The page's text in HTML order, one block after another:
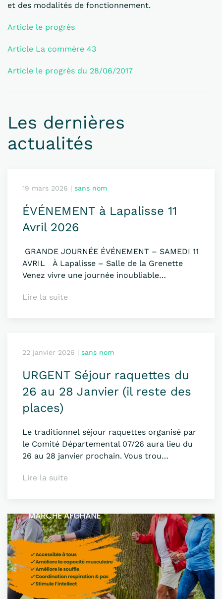
et des modalités de fonctionnement.
Article le progrès
Article La commère 43
Article le progrès du 28/06/2017
Les dernières
actualités
19 mars 2026 | sans nom
ÉVÉNEMENT à Lapalisse 11
Avril 2026
GRANDE JOURNÉE ÉVÉNEMENT – SAMEDI 11
AVRIL À Lapalisse – Salle de la Grenette
Venez vivre une journée inoubliable…
Lire la suite
22 janvier 2026 | sans nom
URGENT Séjour raquettes du
26 au 28 Janvier (il reste des
places)
Le traditionnel séjour raquettes organisé par
le Comité Départemental 07/26 aura lieu du
26 au 28 janvier prochain. Vous trou…
Lire la suite